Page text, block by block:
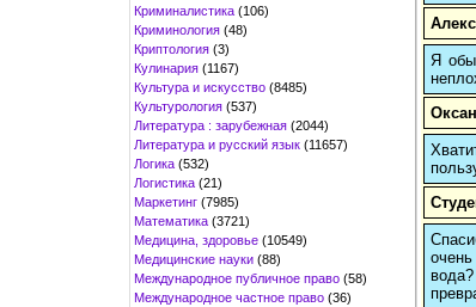
Криминалистика (106)
Криминология (48)
Криптология (3)
Кулинария (1167)
Культура и искусство (8485)
Культурология (537)
Литература : зарубежная (2044)
Литература и русский язык (11657)
Логика (532)
Логистика (21)
Маркетинг (7985)
Математика (3721)
Медицина, здоровье (10549)
Медицинские науки (88)
Международное публичное право (58)
Международное частное право (36)
Я